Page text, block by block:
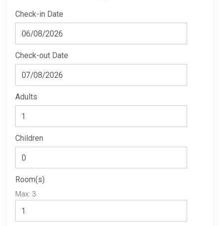
Check-in Date
Check-out Date
Adults
Children
Room(s)
Max: 3